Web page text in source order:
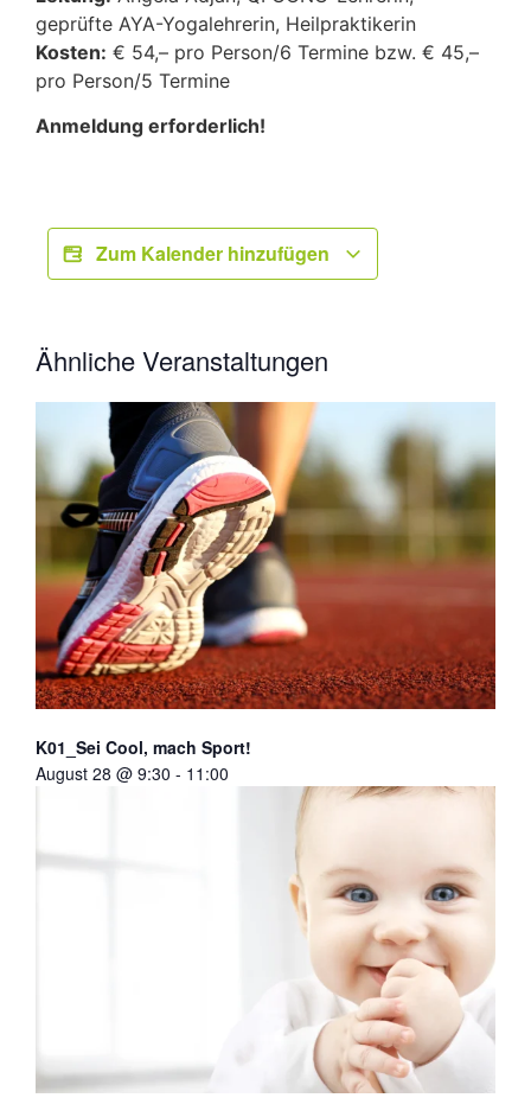
geprüfte AYA-Yogalehrerin, Heilpraktikerin
Kosten: € 54,– pro Person/6 Termine bzw. € 45,–
pro Person/5 Termine
Anmeldung erforderlich!
Zum Kalender hinzufügen
Ähnliche Veranstaltungen
K01_Sei Cool, mach Sport!
August 28 @ 9:30 - 11:00